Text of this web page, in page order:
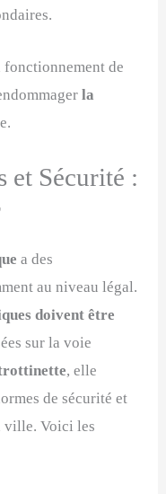
de
la
et Sécurité :
a des
au niveau légal.
doivent être
sur la voie
, elle
de sécurité et
ville. Voici les